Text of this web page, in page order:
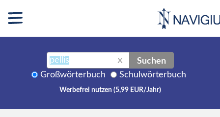
X Suchen
Großwörterbuch Schulwörterbuch
Werbefrei nutzen (5,99 EUR/Jahr)